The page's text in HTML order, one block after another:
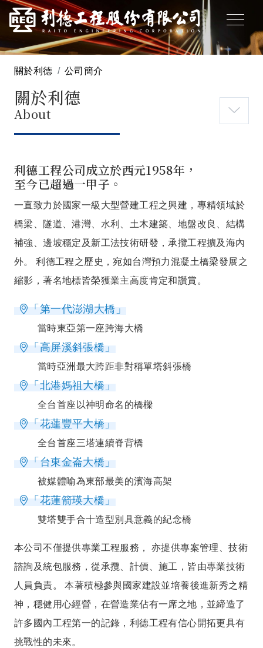
關於利德 公司簡介
關於利德
About
利德工程公司成立於西元1958年，
至今已超過一甲子。
一直致力於國家一級大型營建工程之興建，專精領域於
橋梁、隧道、港灣、水利、土木建築、地盤改良、結構
補強、邊坡穩定及新工法技術研發，承攬工程擴及海內
外。 利德工程之歷史，宛如台灣預力混凝土橋梁發展之
縮影，著名地標皆榮獲業主高度肯定和讚賞。
「第一代澎湖大橋」
當時東亞第一座跨海大橋
「高屏溪斜張橋」
當時亞洲最大跨距非對稱單塔斜張橋
「北港媽祖大橋」
全台首座以神明命名的橋樑
「花蓮豐平大橋」
全台首座三塔連續脊背橋
「台東金崙大橋」
被媒體喻為東部最美的濱海高架
「花蓮箭瑛大橋」
雙塔雙手合十造型別具意義的紀念橋
本公司不僅提供專業工程服務， 亦提供專案管理、技術
諮詢及統包服務，從承攬、計價、施工，皆由專業技術
人員負責。 本著積極參與國家建設並培養後進新秀之精
神，穩健用心經營，在營造業佔有一席之地，並締造了
許多國內工程第一的記錄，利德工程有信心開拓更具有
挑戰性的未來。